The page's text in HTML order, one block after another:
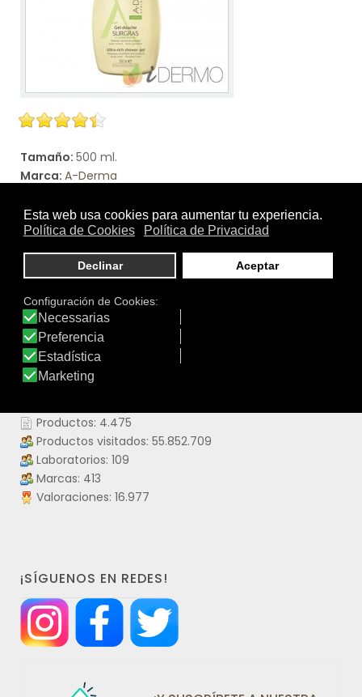
Tamaño: 500 ml.
Marca: A-Derma
GEL DE DUCHA SOBREGRASO
Syndet líquido para la higiene diaria de las pieles secas
de toda la familia.
Productos: 4.475
Productos visitados: 55.852.709
Laboratorios: 109
Marcas: 413
Valoraciones: 16.977
¡SÍGUENOS EN REDES!